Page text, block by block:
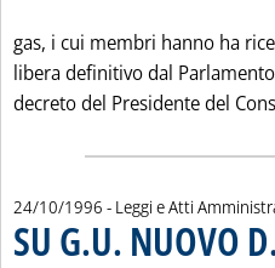
gas, i cui membri hanno ha
libera definitivo dal
decreto del Presidente del
24/10/1996 - Leggi e Atti
SU G.U. NUOVO